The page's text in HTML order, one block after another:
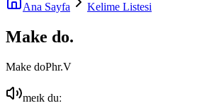
Ana Sayfa Kelime Listesi
Make do.
Make doPhr.V
meɪk duː